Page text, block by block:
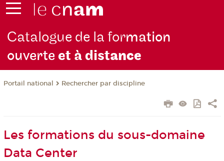
Catalogue de la formation
ouverteet à distance
Portail national Rechercher par discipline
Les formations du sous-domaine
Data Center